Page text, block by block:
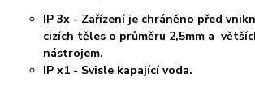
IP 3x - Zařízení je chráněno před
cizích těles o průměru 2,5mm a
nástrojem.
IP x1 - Svisle